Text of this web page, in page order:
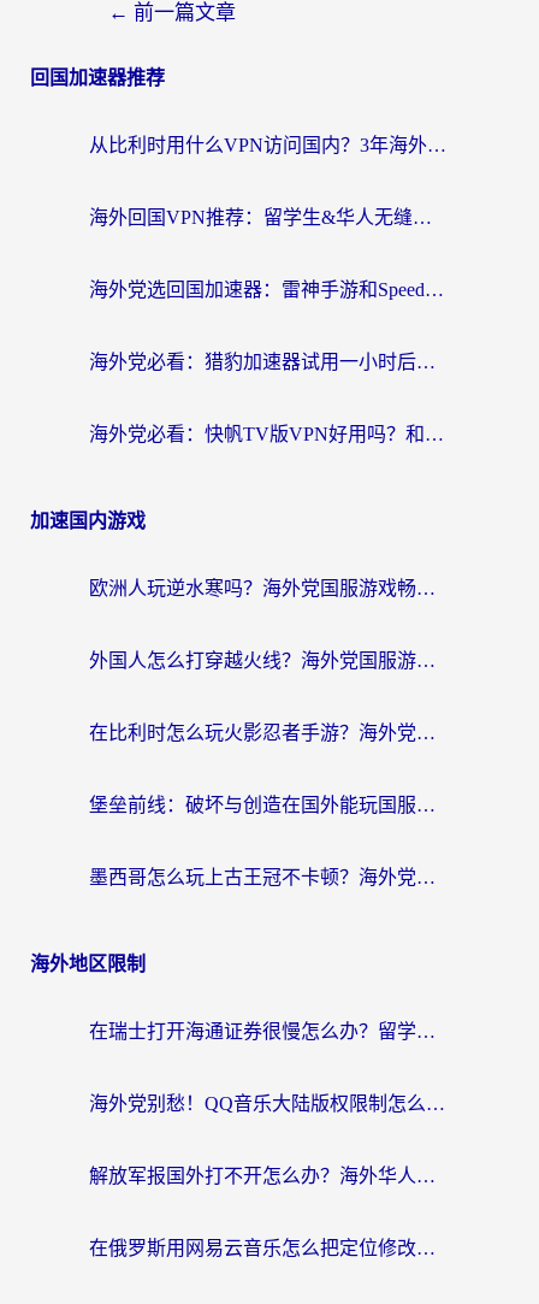
← 前一篇文章
回国加速器推荐
从比利时用什么VPN访问国内？3年海外党亲测有效的无缝回国上网指南
海外回国VPN推荐：留学生&华人无缝访问国内资源的实用指南
海外党选回国加速器：雷神手游和SpeedCN哪个好？附避坑指南
海外党必看：猎豹加速器试用一小时后，我终于找到无缝访问国内资源的正确姿势
海外党必看：快帆TV版VPN好用吗？和畅游VPN对比哪个回国效果更好？附实用选择指南
加速国内游戏
欧洲人玩逆水寒吗？海外党国服游戏畅玩终极指南（附低延迟秘籍）
外国人怎么打穿越火线？海外党国服游戏加速器终极攻略（附3大热门游戏解决方案）
在比利时怎么玩火影忍者手游？海外党亲测有效的国服游戏加速指南
堡垒前线：破坏与创造在国外能玩国服吗？海外玩家国服畅玩终极指南
墨西哥怎么玩上古王冠不卡顿？海外党国服游戏加速器选择全攻略
海外地区限制
在瑞士打开海通证券很慢怎么办？留学生&海外华人的回国加速全攻略
海外党别愁！QQ音乐大陆版权限制怎么破？附咪咕视频、B站地区限制解除全攻略
解放军报国外打不开怎么办？海外华人必备回国加速指南，看奥运拳击、听酷狗音乐全搞定
在俄罗斯用网易云音乐怎么把定位修改到中国国内？海外党听歌自由的钥匙找到了